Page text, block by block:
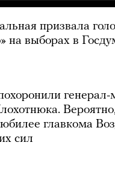
призвала
на выборах в
генерал-
главкома
сил